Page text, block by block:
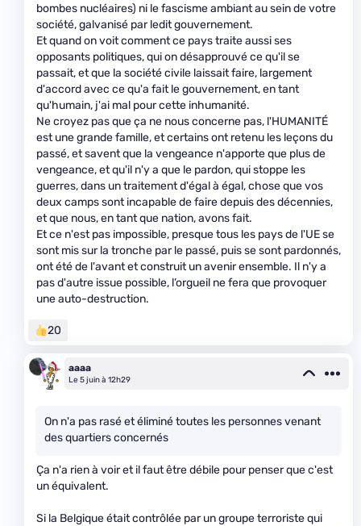
bombes nucléaires) ni le fascisme ambiant au sein de votre
société, galvanisé par ledit gouvernement.
Et quand on voit comment ce pays traite aussi ses
opposants politiques, qui on désapprouvé ce qu'il se
passait, et que la société civile laissait faire, largement
d'accord avec ce qu'a fait le gouvernement, en tant
qu'humain, j'ai mal pour cette inhumanité.
Ne croyez pas que ça ne nous concerne pas, l'HUMANITÉ
est une grande famille, et certains ont retenu les leçons du
passé, et savent que la vengeance n'apporte que plus de
vengeance, et qu'il n'y a que le pardon, qui stoppe les
guerres, dans un traitement d'égal à égal, chose que vos
deux camps sont incapable de faire depuis des décennies,
et que nous, en tant que nation, avons fait.
Et ce n'est pas impossible, presque tous les pays de l'UE se
sont mis sur la tronche par le passé, puis se sont pardonnés,
ont été de l'avant et construit un avenir ensemble. Il n'y a
pas d'autre issue possible, l’orgueil ne fera que provoquer
une auto-destruction.
20
aaaa
Le 5 juin à 12h29
On n'a pas rasé et éliminé toutes les personnes venant
des quartiers concernés
Ça n'a rien à voir et il faut être débile pour penser que c'est
un équivalent.
Si la Belgique était contrôlée par un groupe terroriste qui